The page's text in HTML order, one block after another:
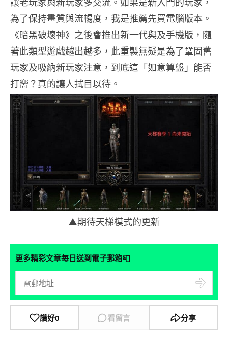
為了保持畫質與流暢度，我是推薦先買電腦版本。
《暗黑破壞神》之後會推出新一代與及手機版，隨
著此類型遊戲越出越多，此重製無疑是為了鞏固舊
玩家及吸納新玩家注意，到底這「如意算盤」能否
打嚮？真的讓人拭目以待。
▲期待天梯模式的更新
更多精彩文章每日送到電子郵箱📮
讚好0 看留言 分享